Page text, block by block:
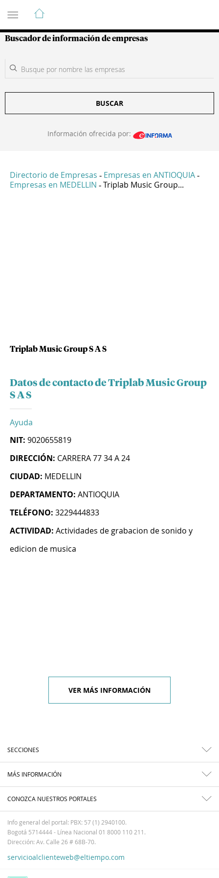
Guía de Empresas Colombianas
Buscador de información de empresas
BUSCAR
Información ofrecida por:
Directorio de Empresas - Empresas en ANTIOQUIA -
Empresas en MEDELLIN - Triplab Music Group...
Triplab Music Group S A S
Datos de contacto de Triplab Music Group
S A S
Ayuda
NIT: 9020655819
DIRECCIÓN: CARRERA 77 34 A 24
CIUDAD: MEDELLIN
DEPARTAMENTO: ANTIOQUIA
TELÉFONO: 3229444833
ACTIVIDAD: Actividades de grabacion de sonido y
edicion de musica
VER MÁS INFORMACIÓN
SECCIONES
MÁS INFORMACIÓN
CONOZCA NUESTROS PORTALES
Info general del portal: PBX: 57 (1) 2940100.
Bogotá 5714444 - Línea Nacional 01 8000 110 211.
Dirección: Av. Calle 26 # 68B-70.
servicioalclienteweb@eltiempo.com